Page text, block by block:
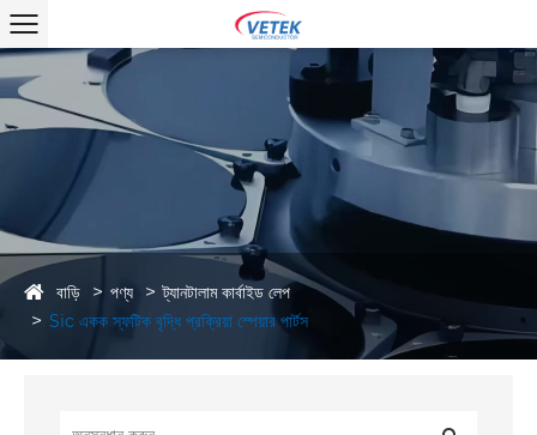
বাড়ি পণ্য
ট্যানটালাম কার্বাইড লেপ
Sic একক স্ফটিক বৃদ্ধি প্রক্রিয়া স্পেয়ার পার্টস